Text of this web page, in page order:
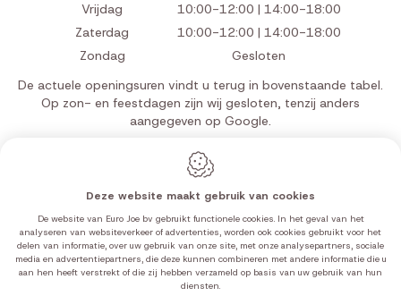
Vrijdag
10:00-12:00 | 14:00-18:00
Zaterdag
10:00-12:00 | 14:00-18:00
Zondag
Gesloten
De actuele openingsuren vindt u terug in bovenstaande tabel.
Op zon- en feestdagen zijn wij gesloten, tenzij anders
aangegeven op Google.
Webdesign by IDcreation 2026
Cookie policy
Privacy policy
Sitemap
Deze website maakt gebruik van cookies
De website van Euro Joe bv gebruikt functionele cookies. In het geval van het
analyseren van websiteverkeer of advertenties, worden ook cookies gebruikt voor het
delen van informatie, over uw gebruik van onze site, met onze analysepartners, sociale
media en advertentiepartners, die deze kunnen combineren met andere informatie die u
aan hen heeft verstrekt of die zij hebben verzameld op basis van uw gebruik van hun
diensten.